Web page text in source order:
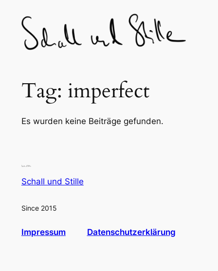
content
Tag: imperfect
Es wurden keine Beiträge gefunden.
Schall und Stille
Since 2015
Impressum Datenschutzerklärung